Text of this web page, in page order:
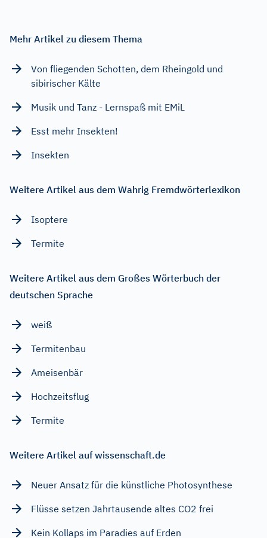
Mehr Artikel zu diesem Thema
Von fliegenden Schotten, dem Rheingold und
sibirischer Kälte
Musik und Tanz - Lernspaß mit EMiL
Esst mehr Insekten!
Insekten
Weitere Artikel aus dem Wahrig Fremdwörterlexikon
Isoptere
Termite
Weitere Artikel aus dem Großes Wörterbuch der
deutschen Sprache
weiß
Termitenbau
Ameisenbär
Hochzeitsflug
Termite
Weitere Artikel auf wissenschaft.de
Neuer Ansatz für die künstliche Photosynthese
Flüsse setzen Jahrtausende altes CO2 frei
Kein Kollaps im Paradies auf Erden